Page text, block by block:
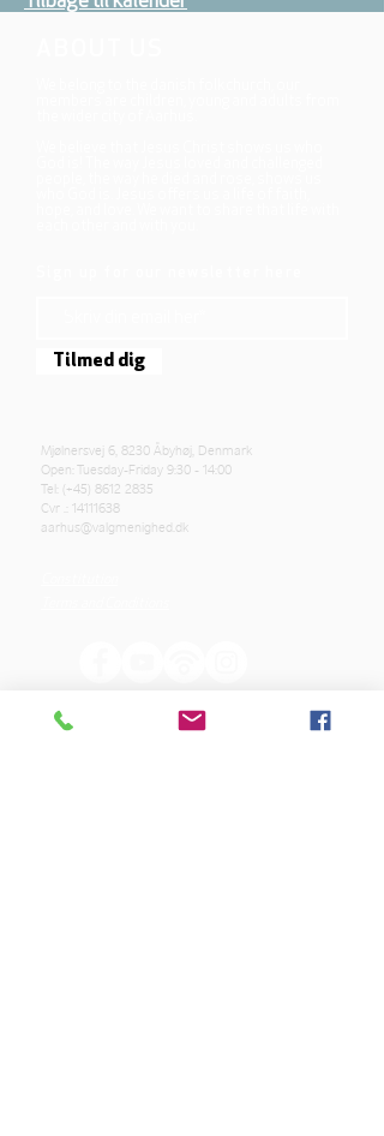
Tilmed dig
Mjølnersvej 6, 8230 Åbyhøj, Denmark
Open: Tuesday-Friday 9:30 - 14:00
Tel: (+45) 8612 2835
Cvr .: 14111638
aarhus@valgmenighed.dk
OUR SPONSORS